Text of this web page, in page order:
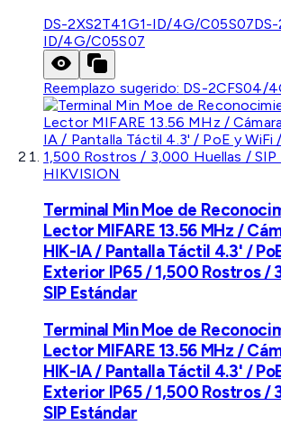
DS-2XS2T41G1-ID/4G/C05S07
ID/4G/C05S07
Reemplazo sugerido: DS-2CFS04/
HIKVISION
Terminal Min Moe de
Lector MIFARE 13.56 MHz /
HIK-IA / Pantalla Táctil 4.3' /
Exterior IP65 / 1,500 Rostros /
SIP Estándar
Terminal Min Moe de
Lector MIFARE 13.56 MHz /
HIK-IA / Pantalla Táctil 4.3' /
Exterior IP65 / 1,500 Rostros /
SIP Estándar